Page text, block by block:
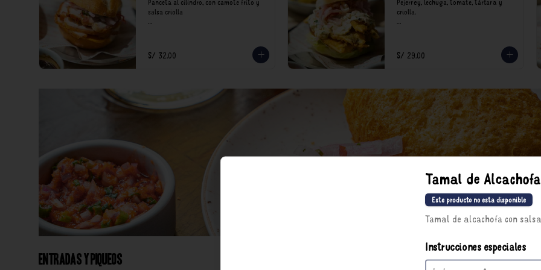
Panceta al cilindro, con camote frito y
salsa criolla
recargo al consumo.
S/ 32.00
Pejerrey, lechuga, tomate, tártara y
criolla.
recargo al consumo.
S/ 29.00
Entradas y Piqueos
Tamal de Alcachofa
Este producto no esta disponible
Tamal de alcachofa con
Instrucciones especiales